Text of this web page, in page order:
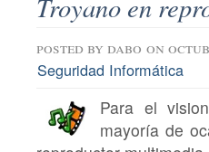
posted by dabo on
Seguridad Informática
Para el
mayoría de